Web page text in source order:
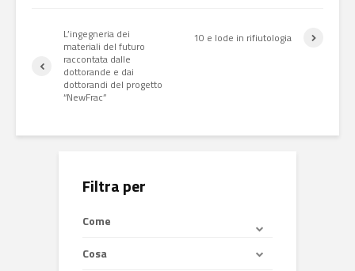
L’ingegneria dei
materiali del futuro
raccontata dalle
dottorande e dai
dottorandi del progetto
“NewFrac”
10 e lode in rifiutologia
Filtra per
Come
Cosa